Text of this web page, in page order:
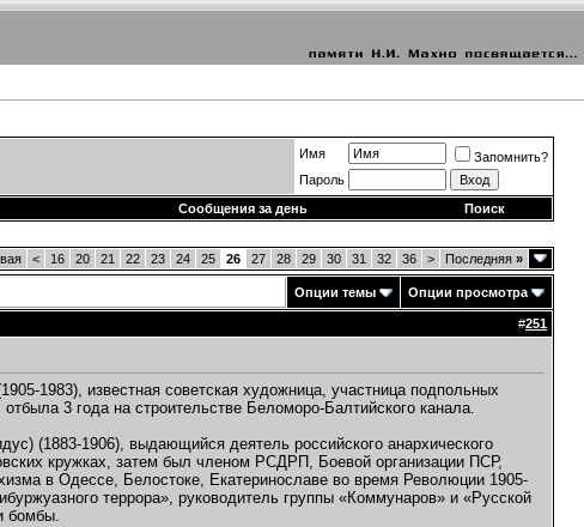
Имя
Запомнить?
Пароль
Сообщения за день Поиск
< 16 20 21 22 23 24 25 26 27 28 29 30 31 32 36 > Последняя »
Опции темы Опции просмотра
#251
1983), известная советская художница, участница подпольных
3 года на строительстве Беломоро-Балтийского канала.
(1883-1906), выдающийся деятель российского анархического
кружках, затем был членом РСДРП, Боевой организации ПСР,
в Одессе, Белостоке, Екатеринославе во время Революции 1905-
террора», руководитель группы «Коммунаров» и «Русской
бомбы.